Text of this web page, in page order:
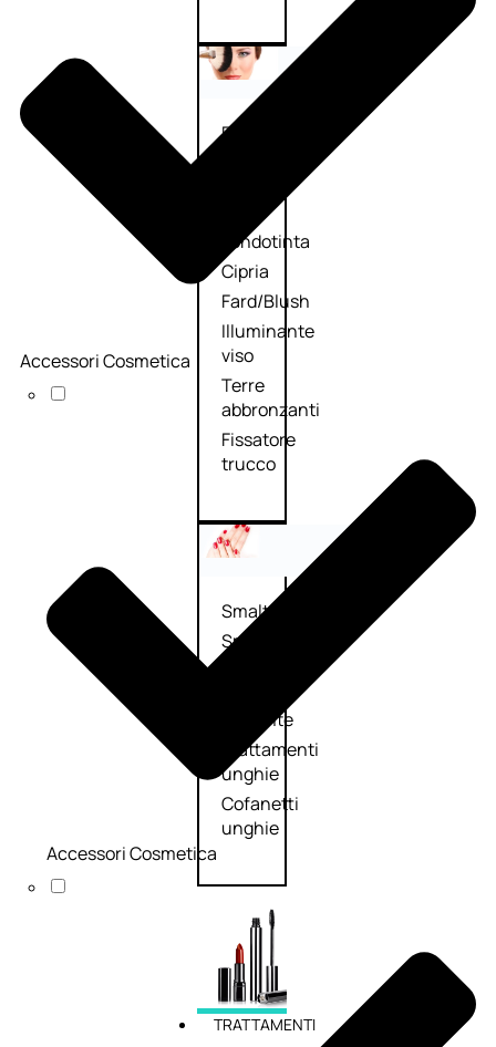
Palette
Fondotinta
Cipria
Fard/Blush
Illuminante
viso
Terre
abbronzanti
Fissatore
trucco
Smalto
Smalto
Solvente
Trattamenti
unghie
Cofanetti
unghie
TRATTAMENTI
Accessori Cosmetica
Accessori Cosmetica